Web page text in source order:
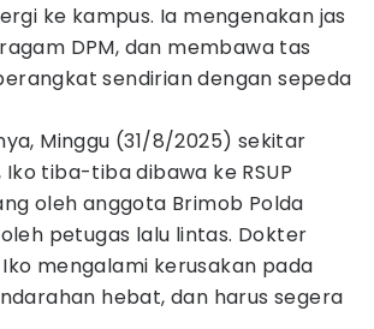
ke kampus. Ia mengenakan jas
DPM, dan membawa tas
sendirian dengan sepeda
Minggu (31/8/2025) sekitar
Iko tiba-tiba dibawa ke RSUP
oleh anggota Brimob Polda
petugas lalu lintas. Dokter
mengalami kerusakan pada
hebat, dan harus segera